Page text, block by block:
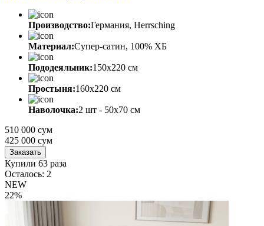
Производство:Германия, Herrsching
Материал:Супер-сатин, 100% ХБ
Пододеяльник:150х220 см
Простыня:160х220 см
Наволочка:2 шт - 50x70 см
510 000 сум
425 000 сум
Заказать
Купили 63 раза
Осталось: 2
NEW
22%